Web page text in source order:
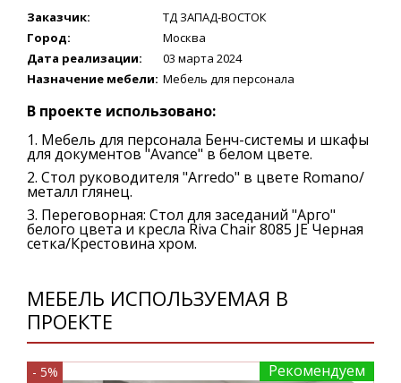
Заказчик:
ТД ЗАПАД-ВОСТОК
Город:
Москва
Дата реализации:
03 марта 2024
Назначение мебели: Мебель для персонала
В проекте использовано:
Мебель для персонала Бенч-системы и шкафы
для документов "Avance" в белом цвете.
Стол руководителя "Arredo" в цвете Romano/
металл глянец.
Переговорная: Стол для заседаний "Арго"
белого цвета и кресла Riva Chair 8085 JE Черная
сетка/Крестовина хром.
МЕБЕЛЬ ИСПОЛЬЗУЕМАЯ В
ПРОЕКТЕ
Рекомендуем
- 5%